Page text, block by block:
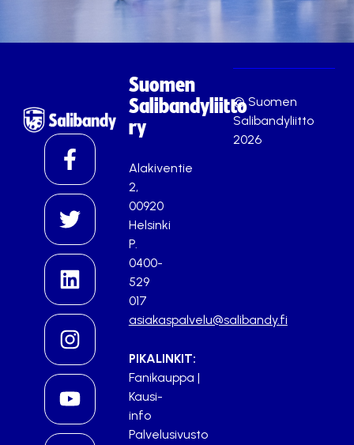
Suomen
Salibandyliitto
ry
Alakiventie
2,
00920
Helsinki
P.
0400-
529
017
asiakaspalvelu@salibandy.fi
PIKALINKIT:
Fanikauppa |
Kausi-
info
Palvelusivusto
© Suomen
Salibandyliitto
2026